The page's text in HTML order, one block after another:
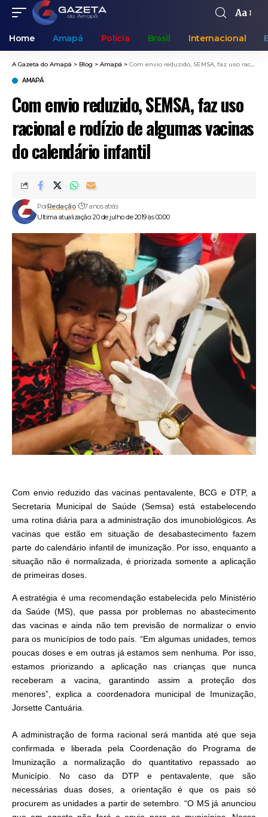
Aa
Home Amapá Polícia Brasil Internacional
A Gazeta do Amapá > Blog > Amapá > Com envio reduzido, SEMSA, faz uso racional e rodízio de algumas vacinas do calendário infantil
AMAPÁ
Com envio reduzido, SEMSA, faz uso
racional e rodízio de algumas vacinas
do calendário infantil
Ultima atualização: 20 de julho de 2019 às 00:00
PorRedação 7 anos atrás
Com envio reduzido das vacinas pentavalente, BCG e DTP, a
Secretaria Municipal de Saúde (Semsa) está estabelecendo
uma rotina diária para a administração dos imunobiológicos. As
vacinas que estão em situação de desabastecimento fazem
parte do calendário infantil de imunização. Por isso, enquanto a
situação não é normalizada, é priorizada somente a aplicação
de primeiras doses.
A estratégia é uma recomendação estabelecida pelo Ministério
da Saúde (MS), que passa por problemas no abastecimento
das vacinas e ainda não tem previsão de normalizar o envio
para os municípios de todo país. “Em algumas unidades, temos
poucas doses e em outras já estamos sem nenhuma. Por isso,
estamos priorizando a aplicação nas crianças que nunca
receberam a vacina, garantindo assim a proteção dos
menores”, explica a coordenadora municipal de Imunização,
Jorsette Cantuária.
A administração de forma racional será mantida até que seja
confirmada e liberada pela Coordenação do Programa de
Imunização a normalização do quantitativo repassado ao
Município. No caso da DTP e pentavalente, que são
necessárias duas doses, a orientação é que os pais só
procurem as unidades a partir de setembro. “O MS já anunciou